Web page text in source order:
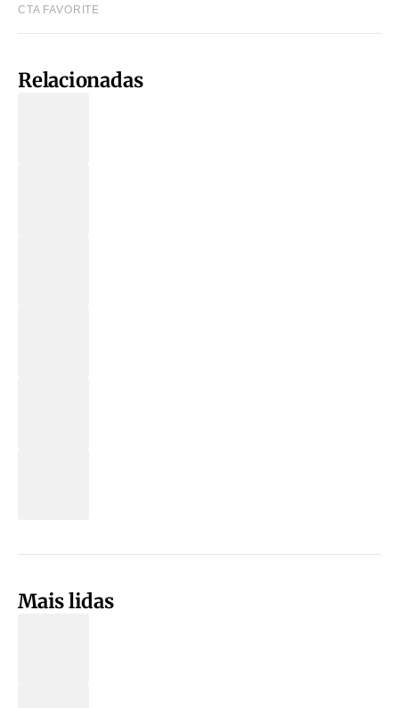
Relacionadas
Mais lidas